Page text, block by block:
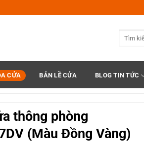
CỬA BẢN LỀ CỬA BLOG TIN TỨC
thông phòng
(Màu Đồng Vàng)